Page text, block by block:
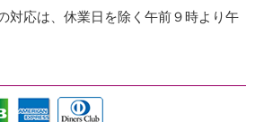
対応は、休業日を除く午前９時より午